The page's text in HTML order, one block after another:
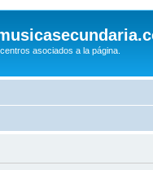
asociados a la página.